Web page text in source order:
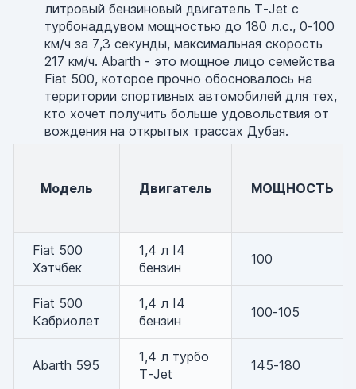
литровый бензиновый двигатель T-Jet с
турбонаддувом мощностью до 180 л.с., 0-100
км/ч за 7,3 секунды, максимальная скорость
217 км/ч. Abarth - это мощное лицо семейства
Fiat 500, которое прочно обосновалось на
территории спортивных автомобилей для тех,
кто хочет получить больше удовольствия от
вождения на открытых трассах Дубая.
Модель Двигатель МОЩНОСТЬ
Fiat 500
Хэтчбек
1,4 л I4
бензин
100
Fiat 500
Кабриолет
1,4 л I4
бензин
100-105
Abarth 595
1,4 л турбо
T-Jet
145-180